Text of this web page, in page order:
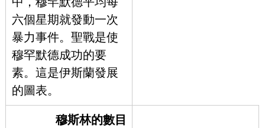
六個星期就發動一次
暴力事件。聖戰是使
穆罕默德成功的要
素。這是伊斯蘭發展
的圖表。
穆斯林的數目